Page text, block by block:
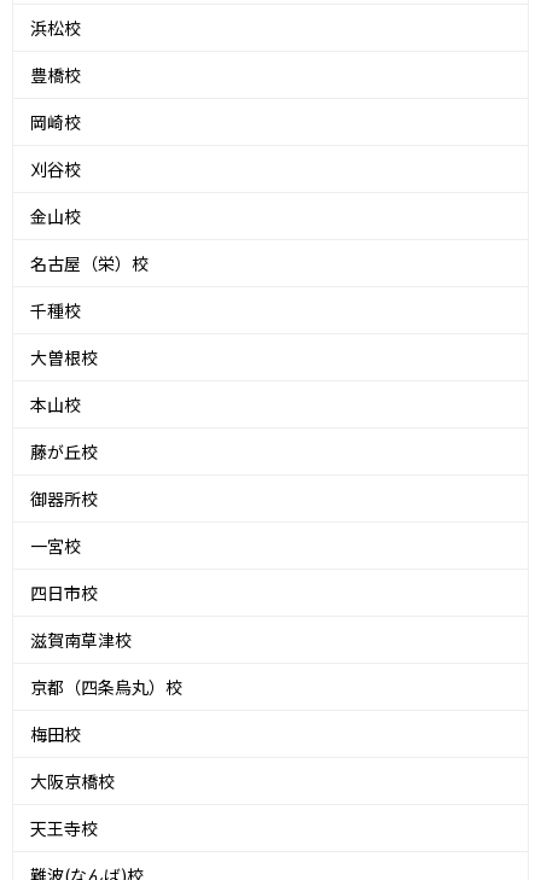
浜松校
豊橋校
岡崎校
刈谷校
金山校
名古屋（栄）校
千種校
大曽根校
本山校
藤が丘校
御器所校
一宮校
四日市校
滋賀南草津校
京都（四条烏丸）校
梅田校
大阪京橋校
天王寺校